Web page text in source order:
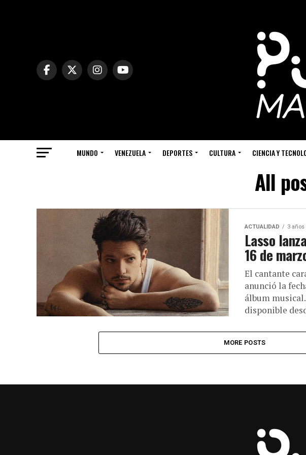
MUNDO VENEZUELA DEPORTES CULTURA CIENCIA Y
All
ACTUALIDAD 3 años
Lasso
16 de
El cantante
anunció la
álbum
disponible
MORE POSTS